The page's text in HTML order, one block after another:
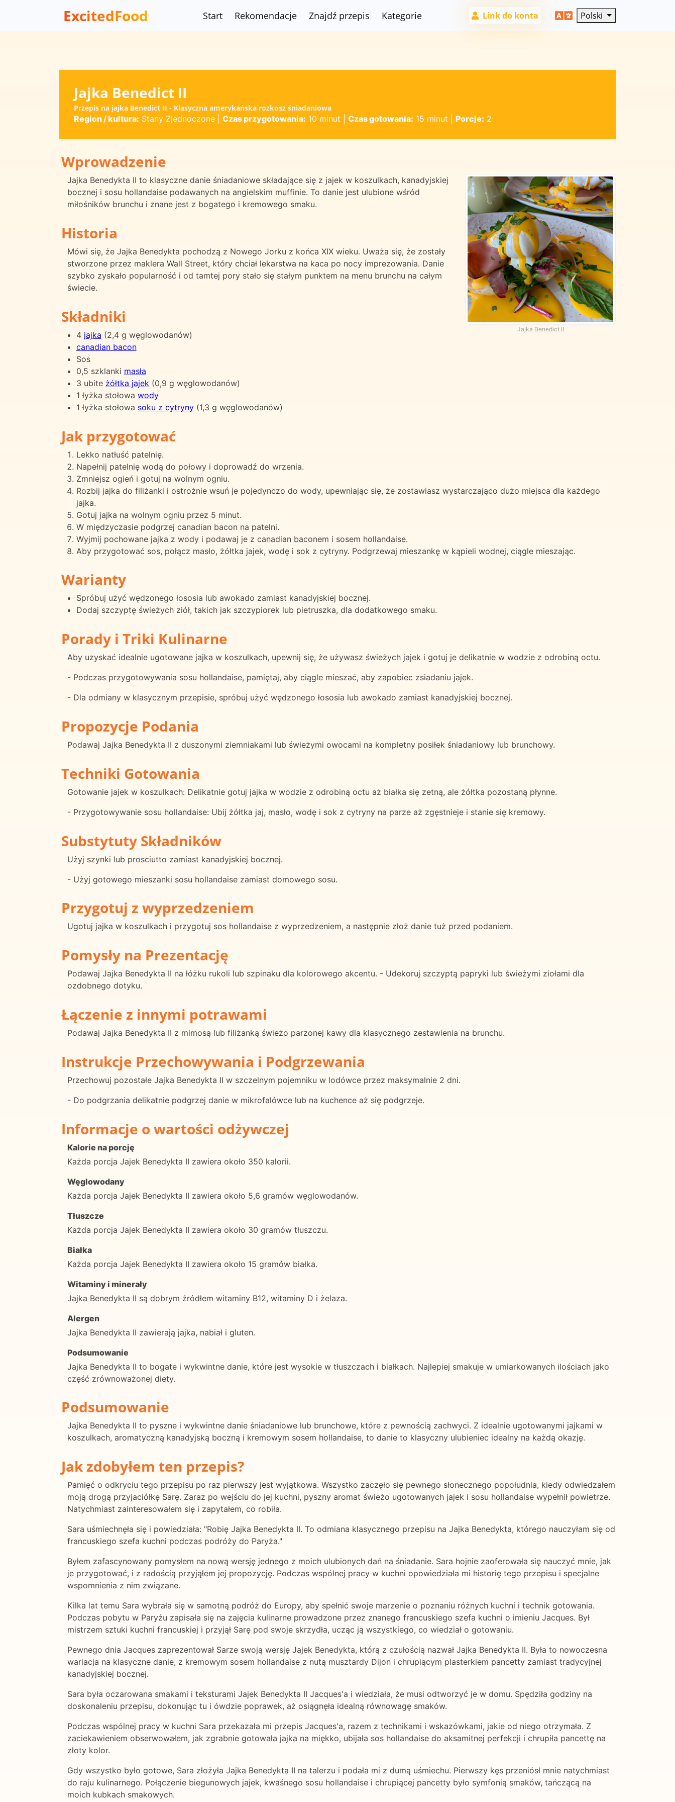
ExcitedFood Start Rekomendacje Znajdź przepis Kategorie Link do konta Polski
Jajka Benedict II
Przepis na jajka Benedict II - Klasyczna amerykańska rozkosz śniadaniowa
Region / kultura: Stany Zjednoczone| Czas przygotowania: 10 minut Czas gotowania: 15 minut Porcje: 2
Wprowadzenie
Jajka Benedict II
Jajka Benedykta II to klasyczne danie śniadaniowe składające się z jajek w koszulkach, kanadyjskiej
bocznej i sosu hollandaise podawanych na angielskim muffinie. To danie jest ulubione wśród
miłośników brunchu i znane jest z bogatego i kremowego smaku.
Historia
Mówi się, że Jajka Benedykta pochodzą z Nowego Jorku z końca XIX wieku. Uważa się, że zostały
stworzone przez maklera Wall Street, który chciał lekarstwa na kaca po nocy imprezowania. Danie
szybko zyskało popularność i od tamtej pory stało się stałym punktem na menu brunchu na całym
świecie.
Składniki
4 jajka (2,4 g węglowodanów)
canadian bacon
Sos
0,5 szklanki masła
3 ubite żółtka jajek (0,9 g węglowodanów)
1 łyżka stołowa wody
1 łyżka stołowa soku z cytryny(1,3 g węglowodanów)
Jak przygotować
Lekko natłuść patelnię.
Napełnij patelnię wodą do połowy i doprowadź do wrzenia.
Zmniejsz ogień i gotuj na wolnym ogniu.
Rozbij jajka do filiżanki i ostrożnie wsuń je pojedynczo do wody, upewniając się, że zostawiasz wystarczająco dużo miejsca dla każdego
jajka.
Gotuj jajka na wolnym ogniu przez 5 minut.
W międzyczasie podgrzej canadian bacon na patelni.
Wyjmij pochowane jajka z wody i podawaj je z canadian baconem i sosem hollandaise.
Aby przygotować sos, połącz masło, żółtka jajek, wodę i sok z cytryny. Podgrzewaj mieszankę w kąpieli wodnej, ciągle mieszając.
Warianty
Spróbuj użyć wędzonego łososia lub awokado zamiast kanadyjskiej bocznej.
Dodaj szczyptę świeżych ziół, takich jak szczypiorek lub pietruszka, dla dodatkowego smaku.
Porady i Triki Kulinarne
Aby uzyskać idealnie ugotowane jajka w koszulkach, upewnij się, że używasz świeżych jajek i gotuj je delikatnie w wodzie z odrobiną octu.
- Podczas przygotowywania sosu hollandaise, pamiętaj, aby ciągle mieszać, aby zapobiec zsiadaniu jajek.
- Dla odmiany w klasycznym przepisie, spróbuj użyć wędzonego łososia lub awokado zamiast kanadyjskiej bocznej.
Propozycje Podania
Podawaj Jajka Benedykta II z duszonymi ziemniakami lub świeżymi owocami na kompletny posiłek śniadaniowy lub brunchowy.
Techniki Gotowania
Gotowanie jajek w koszulkach: Delikatnie gotuj jajka w wodzie z odrobiną octu aż białka się zetną, ale żółtka pozostaną płynne.
- Przygotowywanie sosu hollandaise: Ubij żółtka jaj, masło, wodę i sok z cytryny na parze aż zgęstnieje i stanie się kremowy.
Substytuty Składników
Użyj szynki lub prosciutto zamiast kanadyjskiej bocznej.
- Użyj gotowego mieszanki sosu hollandaise zamiast domowego sosu.
Przygotuj z wyprzedzeniem
Ugotuj jajka w koszulkach i przygotuj sos hollandaise z wyprzedzeniem, a następnie złoż danie tuż przed podaniem.
Pomysły na Prezentację
Podawaj Jajka Benedykta II na łóżku rukoli lub szpinaku dla kolorowego akcentu. - Udekoruj szczyptą papryki lub świeżymi ziołami dla
ozdobnego dotyku.
Łączenie z innymi potrawami
Podawaj Jajka Benedykta II z mimosą lub filiżanką świeżo parzonej kawy dla klasycznego zestawienia na brunchu.
Instrukcje Przechowywania i Podgrzewania
Przechowuj pozostałe Jajka Benedykta II w szczelnym pojemniku w lodówce przez maksymalnie 2 dni.
- Do podgrzania delikatnie podgrzej danie w mikrofalówce lub na kuchence aż się podgrzeje.
Informacje o wartości odżywczej
Kalorie na porcję
Każda porcja Jajek Benedykta II zawiera około 350 kalorii.
Węglowodany
Każda porcja Jajek Benedykta II zawiera około 5,6 gramów węglowodanów.
Tłuszcze
Każda porcja Jajek Benedykta II zawiera około 30 gramów tłuszczu.
Białka
Każda porcja Jajek Benedykta II zawiera około 15 gramów białka.
Witaminy i minerały
Jajka Benedykta II są dobrym źródłem witaminy B12, witaminy D i żelaza.
Alergen
Jajka Benedykta II zawierają jajka, nabiał i gluten.
Podsumowanie
Jajka Benedykta II to bogate i wykwintne danie, które jest wysokie w tłuszczach i białkach. Najlepiej smakuje w umiarkowanych ilościach jako
część zrównoważonej diety.
Podsumowanie
Jajka Benedykta II to pyszne i wykwintne danie śniadaniowe lub brunchowe, które z pewnością zachwyci. Z idealnie ugotowanymi jajkami w
koszulkach, aromatyczną kanadyjską boczną i kremowym sosem hollandaise, to danie to klasyczny ulubieniec idealny na każdą okazję.
Jak zdobyłem ten przepis?
Pamięć o odkryciu tego przepisu po raz pierwszy jest wyjątkowa. Wszystko zaczęło się pewnego słonecznego popołudnia, kiedy odwiedzałem
moją drogą przyjaciółkę Sarę. Zaraz po wejściu do jej kuchni, pyszny aromat świeżo ugotowanych jajek i sosu hollandaise wypełnił powietrze.
Natychmiast zainteresowałem się i zapytałem, co robiła.
Sara uśmiechnęła się i powiedziała: "Robię Jajka Benedykta II. To odmiana klasycznego przepisu na Jajka Benedykta, którego nauczyłam się od
francuskiego szefa kuchni podczas podróży do Paryża."
Byłem zafascynowany pomysłem na nową wersję jednego z moich ulubionych dań na śniadanie. Sara hojnie zaoferowała się nauczyć mnie, jak
je przygotować, i z radością przyjąłem jej propozycję. Podczas wspólnej pracy w kuchni opowiedziała mi historię tego przepisu i specjalne
wspomnienia z nim związane.
Kilka lat temu Sara wybrała się w samotną podróż do Europy, aby spełnić swoje marzenie o poznaniu różnych kuchni i technik gotowania.
Podczas pobytu w Paryżu zapisała się na zajęcia kulinarne prowadzone przez znanego francuskiego szefa kuchni o imieniu Jacques. Był
mistrzem sztuki kuchni francuskiej i przyjął Sarę pod swoje skrzydła, ucząc ją wszystkiego, co wiedział o gotowaniu.
Pewnego dnia Jacques zaprezentował Sarze swoją wersję Jajek Benedykta, którą z czułością nazwał Jajka Benedykta II. Była to nowoczesna
wariacja na klasyczne danie, z kremowym sosem hollandaise z nutą musztardy Dijon i chrupiącym plasterkiem pancetty zamiast tradycyjnej
kanadyjskiej bocznej.
Sara była oczarowana smakami i teksturami Jajek Benedykta II Jacques'a i wiedziała, że musi odtworzyć je w domu. Spędziła godziny na
doskonaleniu przepisu, dokonując tu i ówdzie poprawek, aż osiągnęła idealną równowagę smaków.
Podczas wspólnej pracy w kuchni Sara przekazała mi przepis Jacques'a, razem z technikami i wskazówkami, jakie od niego otrzymała. Z
zaciekawieniem obserwowałem, jak zgrabnie gotowała jajka na miękko, ubijała sos hollandaise do aksamitnej perfekcji i chrupiła pancettę na
złoty kolor.
Gdy wszystko było gotowe, Sara złożyła Jajka Benedykta II na talerzu i podała mi z dumą uśmiechu. Pierwszy kęs przeniósł mnie natychmiast
do raju kulinarnego. Połączenie biegunowych jajek, kwaśnego sosu hollandaise i chrupiącej pancetty było symfonią smaków, tańczącą na
moich kubkach smakowych.